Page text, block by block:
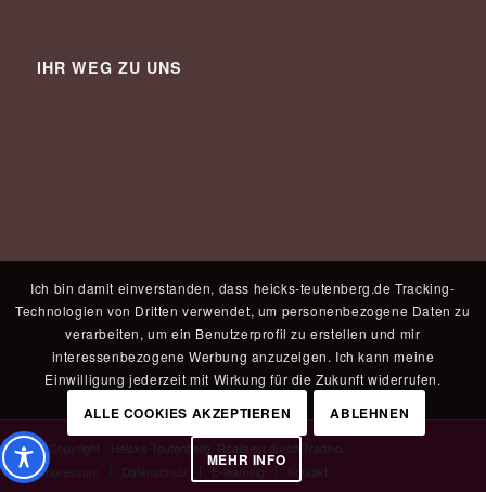
IHR WEG ZU UNS
© Copyright - Heicks-Teutenberg. Realisiert durch Tradino
Impressum
Datenschutz E-learning Kontakt
Ich bin damit einverstanden, dass heicks-teutenberg.de Tracking-
Technologien von Dritten verwendet, um personenbezogene Daten zu
verarbeiten, um ein Benutzerprofil zu erstellen und mir
interessenbezogene Werbung anzuzeigen. Ich kann meine
Einwilligung jederzeit mit Wirkung für die Zukunft widerrufen.
ALLE COOKIES AKZEPTIEREN ABLEHNEN
MEHR INFO